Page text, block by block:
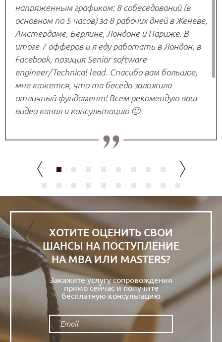
напряженным графиком: 8 собеседований (в
основном по 5 часов) за 8 рабочих дней в Женеве,
Амстердаме, Берлине, Лондоне и Париже. В
итоге 7 офферов и я еду работать в Лондон, в
Facebook, позиция Senior software
engineer/Technical lead. Спасибо вам большое,
мне кажется, что та беседа заложила
отличный фундамент! Всем рекомендую ваш
видео канал и консультацию 🙂
Тимур, Лондон
ХОТИТЕ ОЦЕНИТЬ СВОИ
ШАНСЫ НА ПОСТУПЛЕНИЕ
НА МВА ИЛИ MASTERS?
Закажите услугу сопровождения
прямо сейчас и получите
бесплатную консультацию